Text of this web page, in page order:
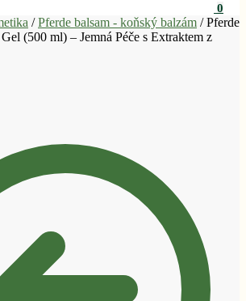
0
/Pferde balsam - koňský balzám /Pferde
(500 ml) – Jemná Péče s Extraktem z